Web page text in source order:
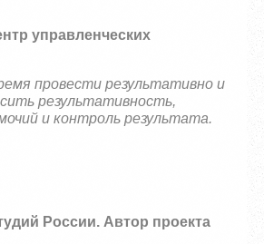
управленческих
провести результативно и
результативность,
и контроль результата.
России. Автор проекта